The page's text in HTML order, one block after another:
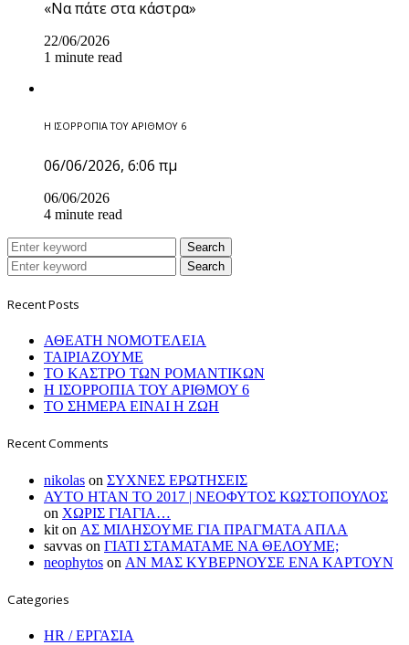
«Να πάτε στα κάστρα»
22/06/2026
1 minute read
Η ΙΣΟΡΡΟΠΙΑ ΤΟΥ ΑΡΙΘΜΟΥ 6
06/06/2026, 6:06 πμ
06/06/2026
4 minute read
Search
Search
Recent Posts
ΑΘΕΑΤΗ ΝΟΜΟΤΕΛΕΙΑ
ΤΑΙΡΙΑΖΟΥΜΕ
ΤΟ ΚΑΣΤΡΟ ΤΩΝ ΡΟΜΑΝΤΙΚΩΝ
Η ΙΣΟΡΡΟΠΙΑ ΤΟΥ ΑΡΙΘΜΟΥ 6
ΤΟ ΣΗΜΕΡΑ ΕΙΝΑΙ Η ΖΩΗ
Recent Comments
nikolas on ΣΥΧΝΕΣ ΕΡΩΤΗΣΕΙΣ
ΑΥΤΟ ΗΤΑΝ ΤΟ 2017 | ΝΕΟΦΥΤΟΣ ΚΩΣΤΟΠΟΥΛΟΣ
on ΧΩΡΙΣ ΓΙΑΓΙΑ…
kit on ΑΣ ΜΙΛΗΣΟΥΜΕ ΓΙΑ ΠΡΑΓΜΑΤΑ ΑΠΛΑ
savvas on ΓΙΑΤΙ ΣΤΑΜΑΤΑΜΕ ΝΑ ΘΕΛΟΥΜΕ;
neophytos on ΑΝ ΜΑΣ ΚΥΒΕΡΝΟΥΣΕ ΕΝΑ ΚΑΡΤΟΥΝ
Categories
HR / ΕΡΓΑΣΙΑ